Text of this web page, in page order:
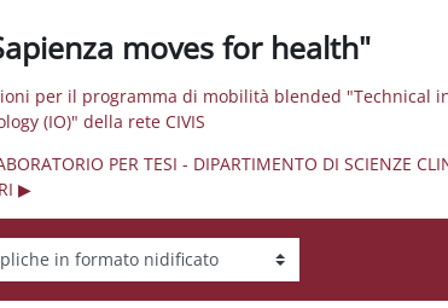
moves for health"
per il programma di mobilità blended "Technical
(IO)" della rete CIVIS
PER TESI - DIPARTIMENTO DI SCIENZE
▶︎